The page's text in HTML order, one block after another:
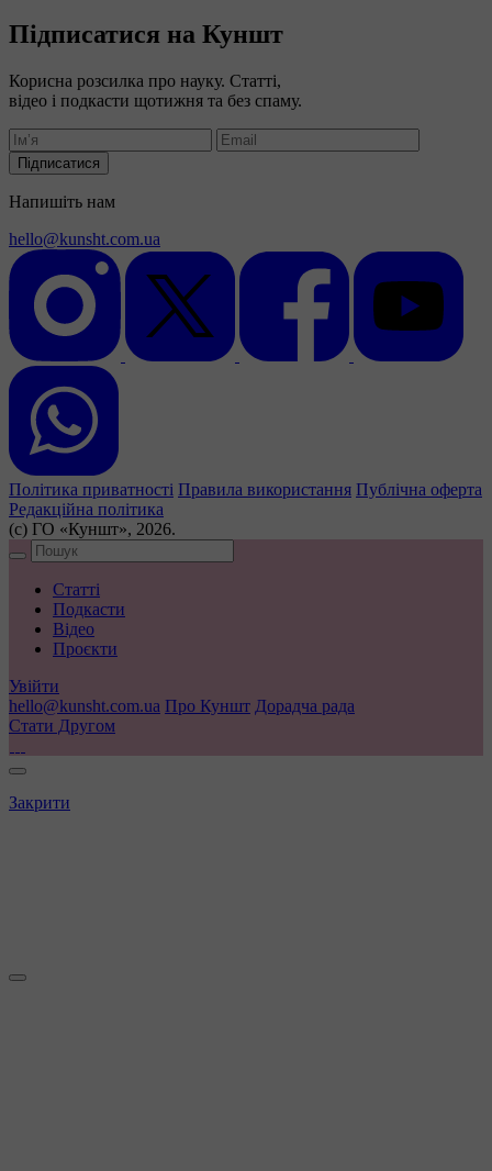
Підписатися на Куншт
Корисна розсилка про науку. Статті,
відео і подкасти щотижня та без спаму.
Підписатися
Напишіть нам
hello@kunsht.com.ua
Політика приватності Правила використання Публічна оферта
Редакційна політика
(с) ГО «Куншт», 2026.
Статті
Подкасти
Відео
Проєкти
Увійти
hello@kunsht.com.ua Про Куншт Дорадча рада
Стати Другом
Закрити